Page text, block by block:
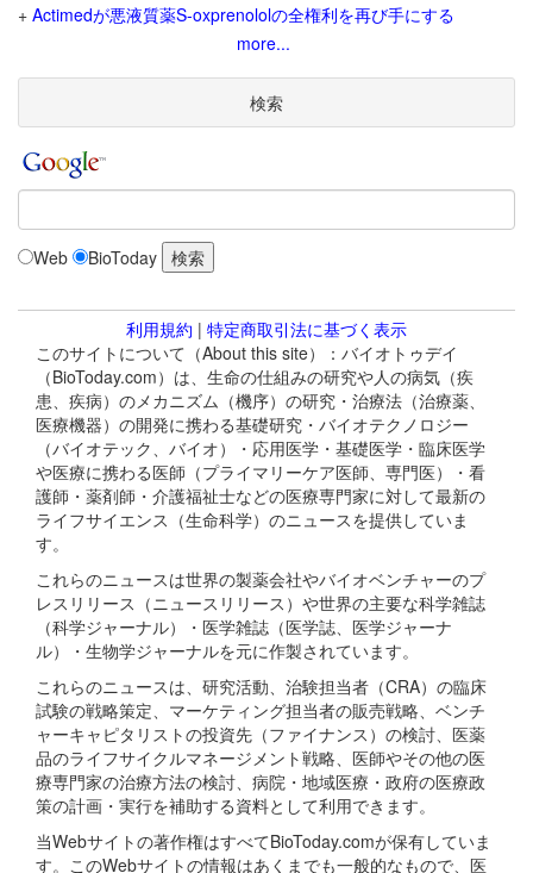
+ Actimedが悪液質薬S-oxprenololの全権利を再び手にする
more...
検索
Web BioToday
利用規約 | 特定商取引法に基づく表示
このサイトについて（About this site）：バイオトゥデイ
（BioToday.com）は、生命の仕組みの研究や人の病気（疾
患、疾病）のメカニズム（機序）の研究・治療法（治療薬、
医療機器）の開発に携わる基礎研究・バイオテクノロジー
（バイオテック、バイオ）・応用医学・基礎医学・臨床医学
や医療に携わる医師（プライマリーケア医師、専門医）・看
護師・薬剤師・介護福祉士などの医療専門家に対して最新の
ライフサイエンス（生命科学）のニュースを提供していま
す。
これらのニュースは世界の製薬会社やバイオベンチャーのプ
レスリリース（ニュースリリース）や世界の主要な科学雑誌
（科学ジャーナル）・医学雑誌（医学誌、医学ジャーナ
ル）・生物学ジャーナルを元に作製されています。
これらのニュースは、研究活動、治験担当者（CRA）の臨床
試験の戦略策定、マーケティング担当者の販売戦略、ベンチ
ャーキャピタリストの投資先（ファイナンス）の検討、医薬
品のライフサイクルマネージメント戦略、医師やその他の医
療専門家の治療方法の検討、病院・地域医療・政府の医療政
策の計画・実行を補助する資料として利用できます。
当Webサイトの著作権はすべてBioToday.comが保有していま
す。このWebサイトの情報はあくまでも一般的なもので、医